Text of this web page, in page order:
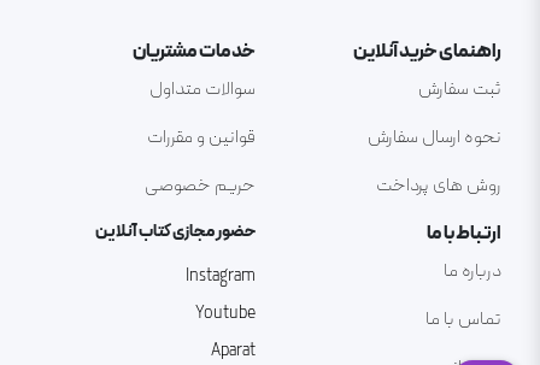
راهنمای خرید آنلاین
ثبت سفارش
نحوه ارسال سفارش
روش های پرداخت
خدمات مشتریان
سوالات متداول
قوانین و مقررات
حریم خصوصی
ارتباط با ما
درباره ما
تماس با ما
حضور مجازی کتاب آنلاین
Instagram
Youtube
Aparat